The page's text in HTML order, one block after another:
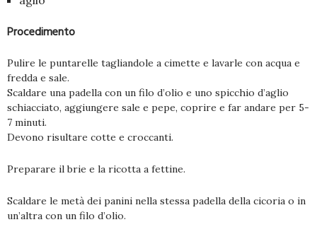
Procedimento
Pulire le puntarelle tagliandole a cimette e lavarle con acqua e
fredda e sale.
Scaldare una padella con un filo d’olio e uno spicchio d’aglio
schiacciato, aggiungere sale e pepe, coprire e far andare per 5-
7 minuti.
Devono risultare cotte e croccanti.
Preparare il brie e la ricotta a fettine.
Scaldare le metà dei panini nella stessa padella della cicoria o in
un’altra con un filo d’olio.